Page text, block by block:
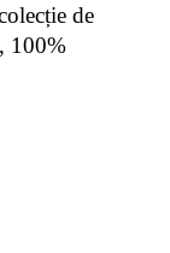
de
100%